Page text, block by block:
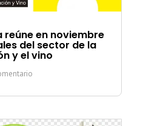
reúne en noviembre
del sector de la
y el vino